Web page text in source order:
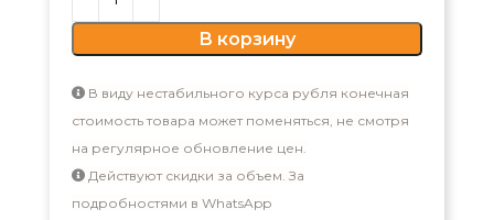
В корзину
В виду нестабильного курса рубля конечная
стоимость товара может поменяться, не смотря
на регулярное обновление цен.
Действуют скидки за объем. За
подробностями в WhatsApp